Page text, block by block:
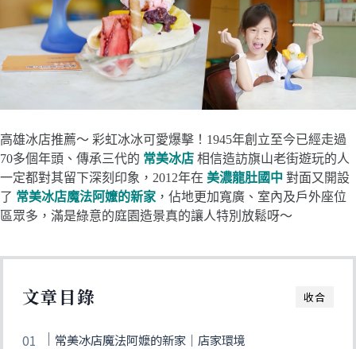
高雄冰店推薦～ 彩虹冰冰可愛爆擊！1945年創立至今已經走過
70多個年頭、傳承三代的 常美冰店 相信造訪旗山老街遊玩的人
一定都對其留下深刻印象，2012年在 美濃龍肚國中 對面又開設
了 常美冰店魔法阿嬤的新家 ，佔地更加寬廣、室內及戶外座位
區眾多，滿是綠意的庭園造景真的讓人特別放鬆呀～
收合
文章目錄
常美冰店魔法阿嬤的新家｜店家環境